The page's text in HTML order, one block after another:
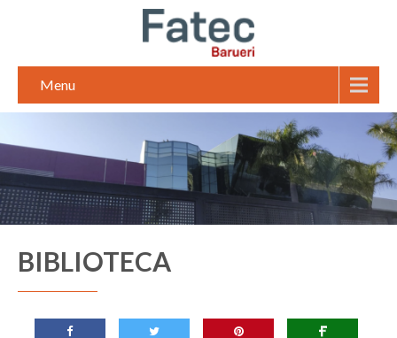
Menu
BIBLIOTECA